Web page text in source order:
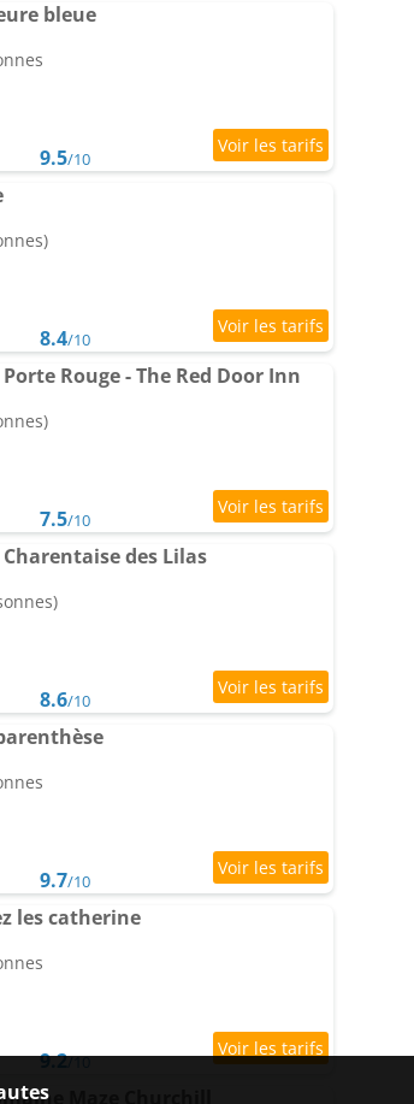
bleue
9.5/10
8.4/10
Rouge - The Red Door Inn
7.5/10
des Lilas
8.6/10
9.7/10
les catherine
9.2/10
Maze Churchill